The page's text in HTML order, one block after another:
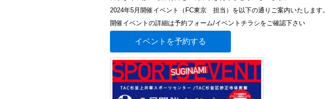
2024年5月開催イベント（FC東京 担当）を以下の通りご案内いたします。
開催イベントの詳細は予約フォーム/イベントチラシをご確認下さい
イベントを予約する